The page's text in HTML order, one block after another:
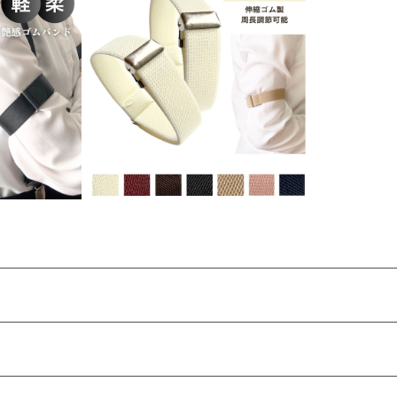
ありゴム
個セット
ト ワイシ
フリーサ
製 シャ
入学式 フ
ィース
haoa アームバンド アームベル
ト 2個セット アームクリップ 腕
ベルト ワイシャツ スプリングル
ープ フリーサイズ調節 2.0cm
幅 ゴム製 シャツや長袖の袖丈調
整に 入学式 フォーマル メンズ
¥550